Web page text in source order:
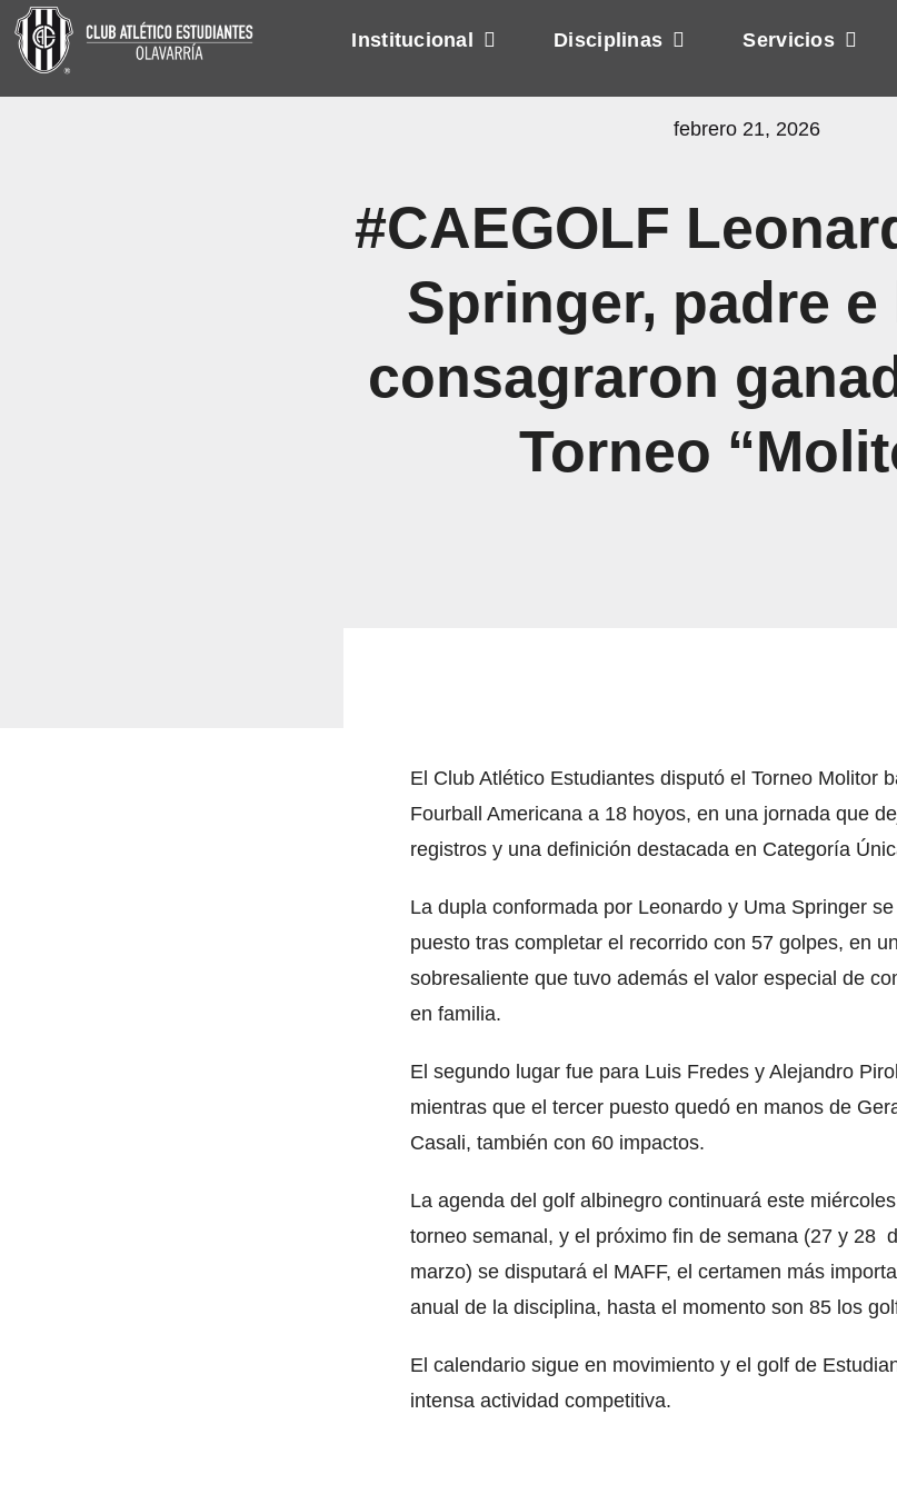
Skip
Institucional Disciplinas Servicios
febrero 21, 2026
#CAEGOLF
Springer, padre e
consagraron
Torneo
El Club Atlético Estudiantes disputó el Torneo Molitor
Fourball Americana a 18 hoyos, en una jornada que
registros y una definición destacada en Categoría
La dupla conformada por Leonardo y Uma Springer
puesto tras completar el recorrido con 57 golpes, en
sobresaliente que tuvo además el valor especial de
en familia.
El segundo lugar fue para Luis Fredes y Alejandro
mientras que el tercer puesto quedó en manos de
Casali, también con 60 impactos.
La agenda del golf albinegro continuará este
torneo semanal, y el próximo fin de semana (27 y 28
marzo) se disputará el MAFF, el certamen más
anual de la disciplina, hasta el momento son 85 los
El calendario sigue en movimiento y el golf de
intensa actividad competitiva.